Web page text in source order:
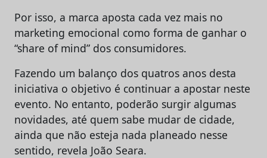
Por isso, a marca aposta cada vez mais no
marketing emocional como forma de ganhar o
“share of mind” dos consumidores.
Fazendo um balanço dos quatros anos desta
iniciativa o objetivo é continuar a apostar neste
evento. No entanto, poderão surgir algumas
novidades, até quem sabe mudar de cidade,
ainda que não esteja nada planeado nesse
sentido, revela João Seara.